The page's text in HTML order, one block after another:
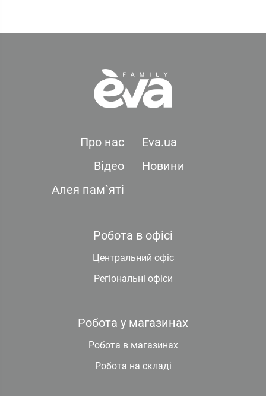
Про нас
Eva.ua
Відео
Новини
Алея пам`яті
Робота в офісі
Центральний офіс
Регіональні офіси
Робота у магазинах
Робота в магазинах
Робота на складі